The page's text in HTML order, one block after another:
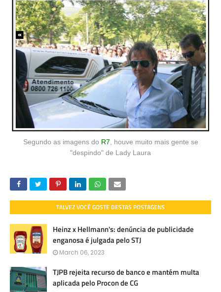
Segundo as imagens do R7 , houve muito mais gente se
"despindo" de Lady Laura
TALVEZ VOCÊ GOSTE DESTAS POSTAGENS
Heinz x Hellmann's: denúncia de publicidade
enganosa é julgada pelo STJ
March 06, 2023
TJPB rejeita recurso de banco e mantém multa
aplicada pelo Procon de CG